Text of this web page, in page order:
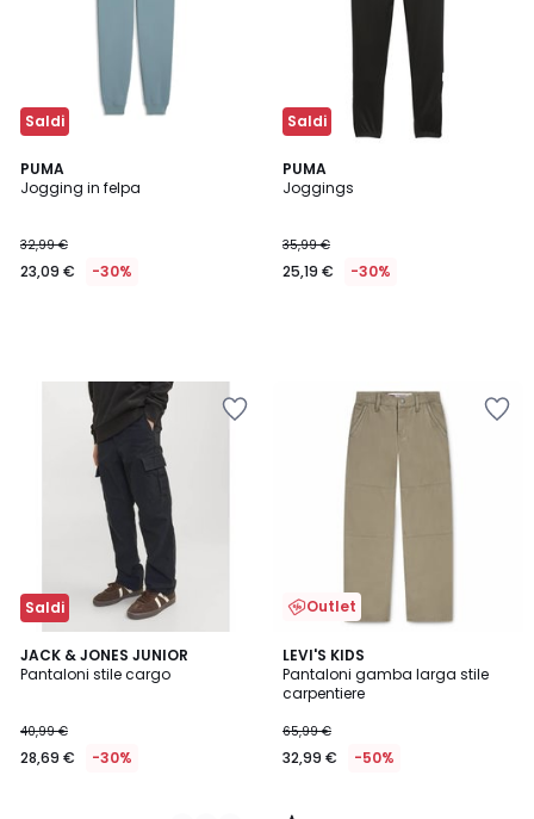
Saldi
PUMA
Jogging in felpa
32,99 €
23,09 € -30%
Saldi
PUMA
Joggings
35,99 €
25,19 € -30%
Saldi
JACK & JONES JUNIOR
Pantaloni stile cargo
40,99 €
28,69 € -30%
2
Colori
Outlet
LEVI'S KIDS
Pantaloni gamba larga stile
carpentiere
65,99 €
32,99 € -50%
5
/
5